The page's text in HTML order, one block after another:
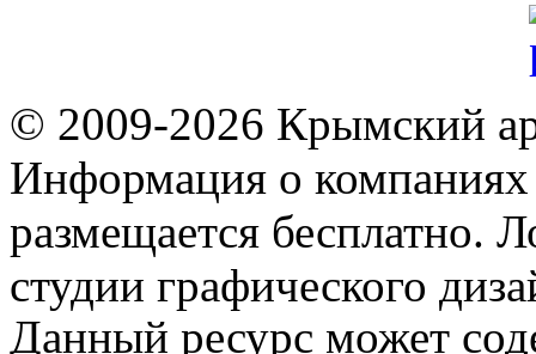
© 2009-2026 Крымский
Информация о компаниях
размещается бесплатно.
студии графического
Данный ресурс может